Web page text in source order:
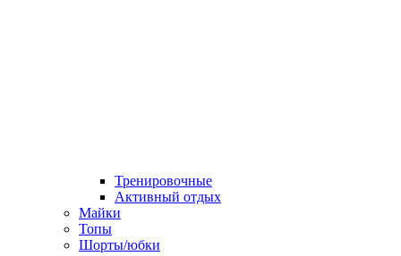
Тренировочные
Активный отдых
Майки
Топы
Шорты/юбки